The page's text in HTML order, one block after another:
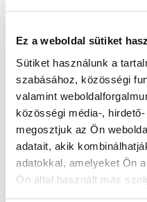
Ez a weboldal sütiket
Sütiket használunk a
szabásához, közösségi
valamint
közösségi média-,
megosztjuk az Ön
adatait, akik
adatokkal, amelyeket Ön
Ön által használt más
weboldalon való